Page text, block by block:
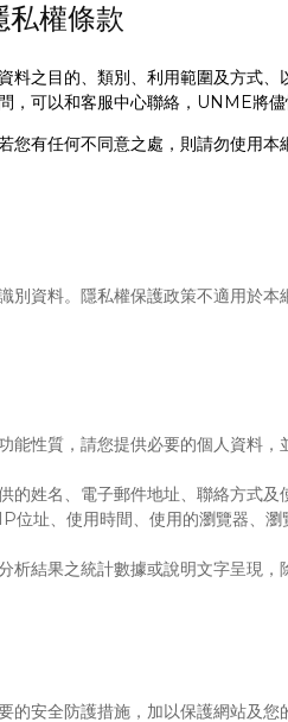
私權條款
之目的、類別、利用範圍及方式
，可以和客服中心聯絡， UNME將儘
有任何不同意之處，則請勿使用
資料。隱私權保護政策不適用於
性質，請您提供必要的個人資料
姓名、電子郵件地址、聯絡方式及
IP位址、使用時間、使用的瀏覽器、
結果之統計數據或說明文字呈現
安全防護措施，加以保護網站及